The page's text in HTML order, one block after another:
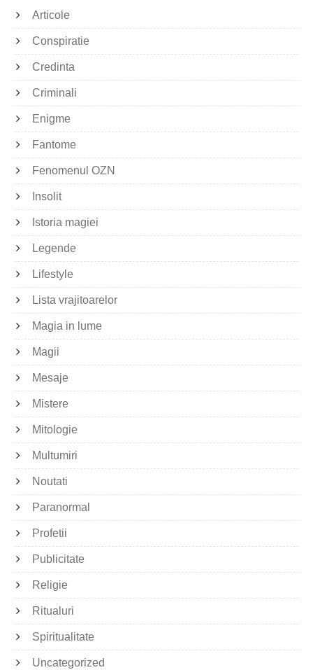
Articole
Conspiratie
Credinta
Criminali
Enigme
Fantome
Fenomenul OZN
Insolit
Istoria magiei
Legende
Lifestyle
Lista vrajitoarelor
Magia in lume
Magii
Mesaje
Mistere
Mitologie
Multumiri
Noutati
Paranormal
Profetii
Publicitate
Religie
Ritualuri
Spiritualitate
Uncategorized